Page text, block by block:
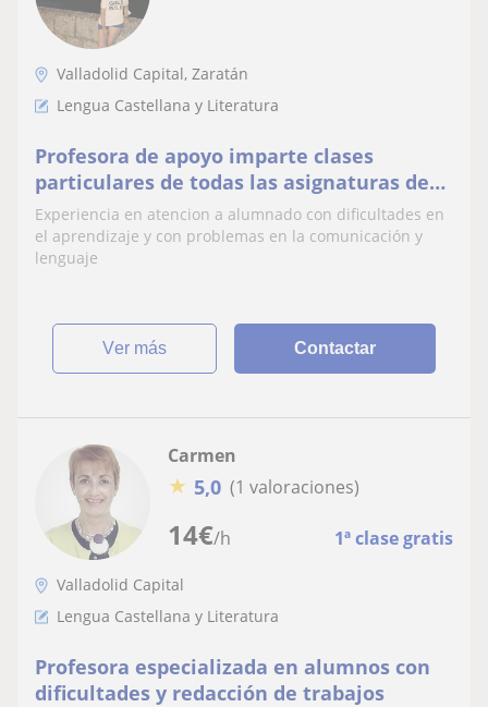
Valladolid Capital, Zaratán
Lengua Castellana y Literatura
Profesora de apoyo imparte clases
particulares de todas las asignaturas de
educación primaria
Experiencia en atencion a alumnado con dificultades en
el aprendizaje y con problemas en la comunicación y
lenguaje
ver más Contactar
14€/h 1ª clase gratis
Carmen
★ 5,0 (1 valoraciones)
Valladolid Capital
Lengua Castellana y Literatura
Profesora especializada en alumnos con
dificultades y redacción de trabajos